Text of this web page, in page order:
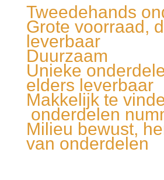
Tweedehands
Grote voorraad,
leverbaar
Duurzaam
Unieke
elders leverbaar
Makkelijk te
onderdelen
Milieu bewust,
van onderdelen